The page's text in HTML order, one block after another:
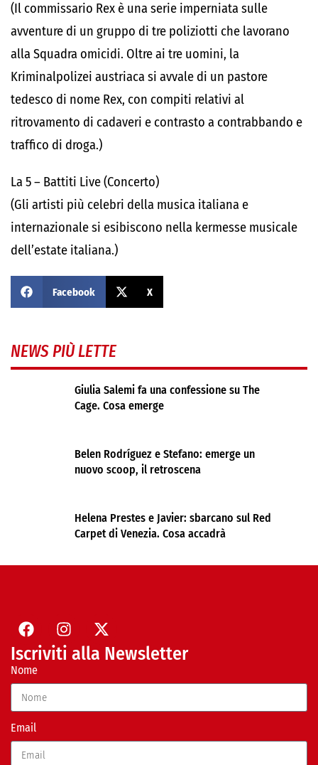
(Il commissario Rex è una serie imperniata sulle
avventure di un gruppo di tre poliziotti che lavorano
alla Squadra omicidi. Oltre ai tre uomini, la
Kriminalpolizei austriaca si avvale di un pastore
tedesco di nome Rex, con compiti relativi al
ritrovamento di cadaveri e contrasto a contrabbando e
traffico di droga.)
La 5 – Battiti Live (Concerto)
(Gli artisti più celebri della musica italiana e
internazionale si esibiscono nella kermesse musicale
dell’estate italiana.)
Facebook X
NEWS PIÙ LETTE
Giulia Salemi fa una confessione su The
Cage. Cosa emerge
Belen Rodríguez e Stefano: emerge un
nuovo scoop, il retroscena
Helena Prestes e Javier: sbarcano sul Red
Carpet di Venezia. Cosa accadrà
Iscriviti alla Newsletter
Nome
Email